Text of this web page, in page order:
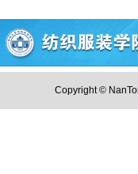
Copyright ©